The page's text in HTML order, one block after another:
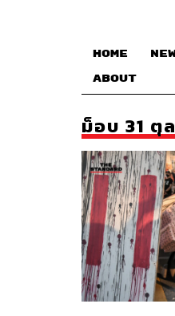
HOME
ABOUT
ม็อบ 31 ตุ